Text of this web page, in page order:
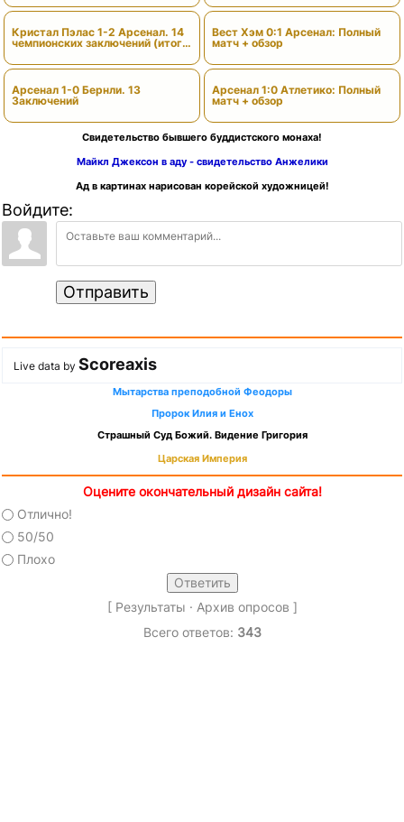
Кристал Пэлас 1-2 Арсенал. 14
чемпионских заключений (итоги
Арсенал 1-0 Бернли. 13
Заключений
Вест Хэм 0:1 Арсенал: Полный
матч + обзор
Арсенал 1:0 Атлетико: Полный
матч + обзор
Свидетельство бывшего буддистского монаха!
Майкл Джексон в аду - свидетельство Анжелики
Ад в картинах нарисован корейской художницей!
Войдите:
Отправить
Live data by Scoreaxis
Мытарства преподобной Феодоры
Пророк Илия и Енох
Страшный Суд Божий. Видение Григория
Царская Империя
Оцените окончательный дизайн сайта!
Отлично!
50/50
Плохо
[ Результаты · Архив опросов ]
Всего ответов: 343